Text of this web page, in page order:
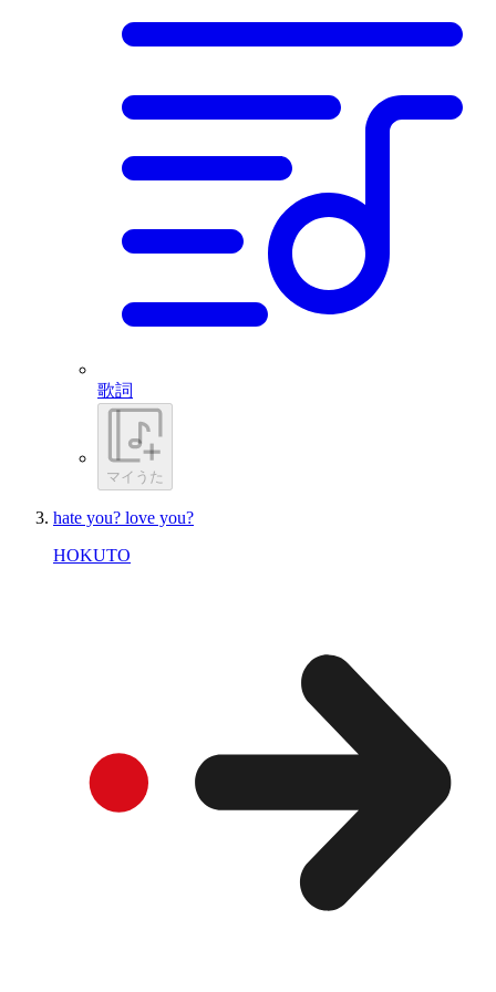
歌詞
マイうた
hate you? love you?
HOKUTO